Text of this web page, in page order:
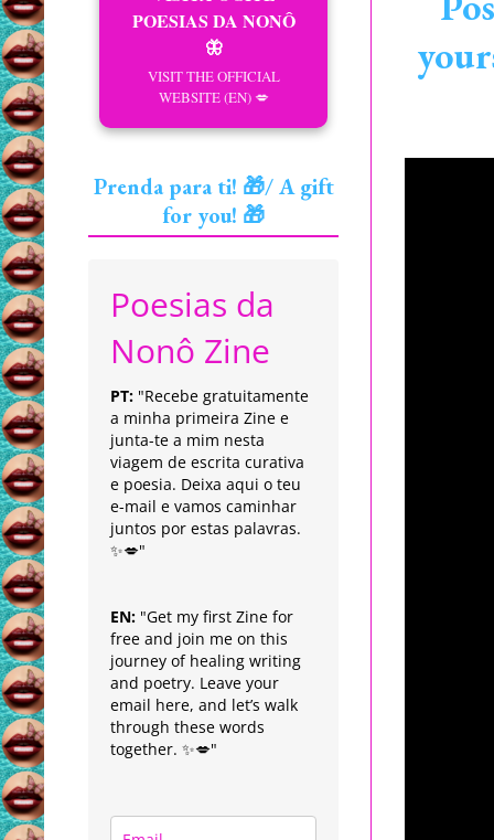
POESIAS DA NONÔ
🦋
VISIT THE OFFICIAL
WEBSITE (EN) 💋
Prenda para ti! 🎁/ A gift
for you! 🎁
Poesias da
Nonô Zine
PT: "Recebe gratuitamente
a minha primeira Zine e
junta-te a mim nesta
viagem de escrita curativa
e poesia. Deixa aqui o teu
e-mail e vamos caminhar
juntos por estas palavras.
✨💋"
EN: "Get my first Zine for
free and join me on this
journey of healing writing
and poetry. Leave your
email here, and let’s walk
through these words
together. ✨💋"